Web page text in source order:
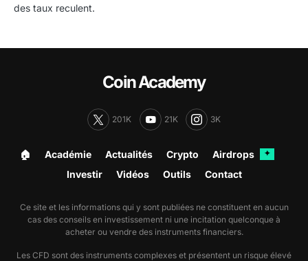
des taux reculent.
Coin Academy
201K 21K 3K
🏠︎ Académie Actualités Crypto Airdrops ✦
Investir Vidéos Outils Contact
Ce site et les informations qui y sont publiées ne constituent en aucun
cas des conseils en investissement ni une incitation quelconque à
acheter ou vendre des instruments financiers.
Les CFD sont des instruments complexes et présentent un risque élevé